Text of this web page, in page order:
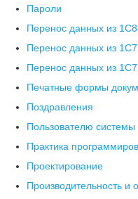
Пароли
Перенос данных из
Перенос данных из
Перенос данных из
Печатные формы
Поздравления
Пользователю системы
Практика
Проектирование
Производительность и